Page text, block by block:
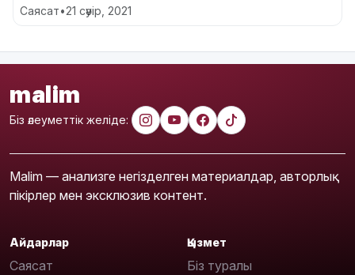
Саясат•21 сәуір, 2021
malim
Біз әлеуметтік желіде:
Malim — анализге негізделген материалдар, авторлық
пікірлер мен эксклюзив контент.
Айдарлар
Саясат
Қызмет
Біз туралы